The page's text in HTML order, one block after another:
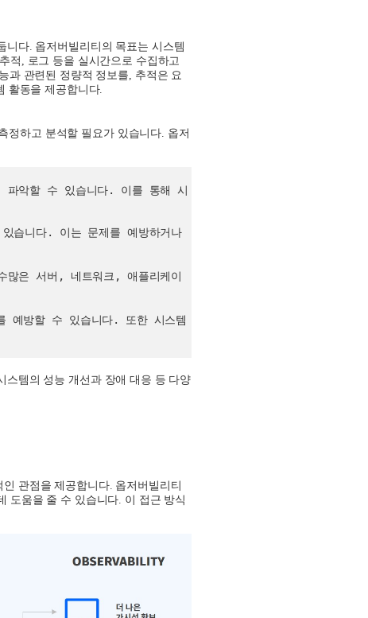
니다. 옵저버빌리티의 목표는 시스템
추적
로그 등을 실시간으로 수집하고
과 관련된 정량적 정보를
추적은 요
활동을 제공합니다.
정하고 분석할 필요가 있습니다 옵저
파악할 수 있습니다. 이를 통해 시
습니다. 이는 문제를 예방하거나
많은 서버, 네트워크, 애플리케이
예방할 수 있습니다. 또한 시스템
스템의 성능 개선과 장애 대응 등 다양
관점을 제공합니다. 옵저버빌리티
도움을 줄 수 있습니다 이 접근 방식